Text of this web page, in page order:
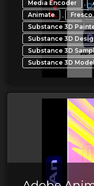
Media Encoder ,
Animate , Fresco
Substance 3D
Substance 3D
Substance 3D
Substance 3D